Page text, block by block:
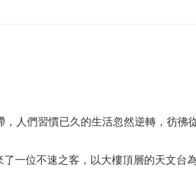
人們習慣已久的生活忽然逆轉，彷彿
一位不速之客，以大樓頂層的天文台